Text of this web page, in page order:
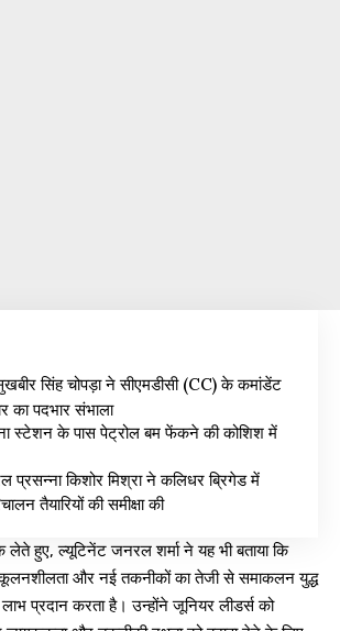
सिंह चोपड़ा ने सीएमडीसी (CC) के कमांडेंट
पदभार संभाला
स्टेशन के पास पेट्रोल बम फेंकने की कोशिश में
प्रसन्ना किशोर मिश्रा ने कलिधर ब्रिगेड में
तैयारियों की समीक्षा की
हुए, ल्यूटिनेंट जनरल शर्मा ने यह भी बताया कि
और नई तकनीकों का तेजी से समाकलन युद्ध
प्रदान करता है। उन्होंने जूनियर लीडर्स को